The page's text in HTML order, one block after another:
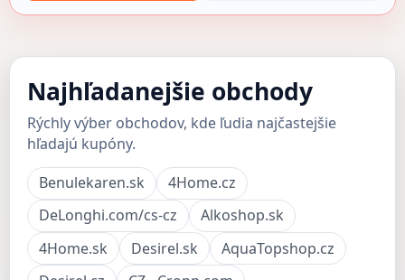
Najhľadanejšie obchody
Rýchly výber obchodov, kde ľudia najčastejšie
hľadajú kupóny.
Benulekaren.sk
4Home.cz
DeLonghi.com/cs-cz
Alkoshop.sk
4Home.sk
Desirel.sk
AquaTopshop.cz